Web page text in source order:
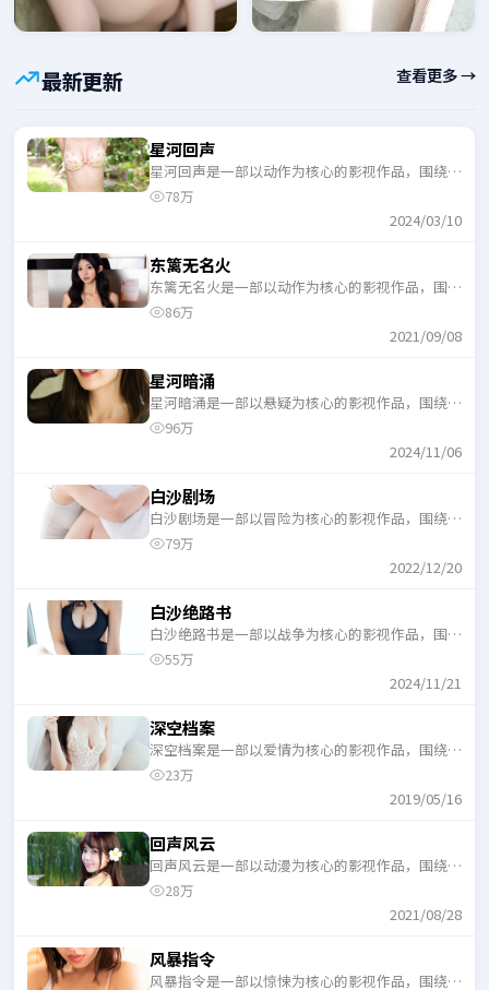
最新更新 查看更多 →
星河回声
星河回声是一部以动作为核心的影视作品，围绕危
机、反转与人物成长展开，整体节奏紧凑，适合一
78万
2024/03/10
东篱无名火
东篱无名火是一部以动作为核心的影视作品，围绕
危机、反转与人物成长展开，整体节奏紧凑，适合
86万
2021/09/08
星河暗涌
星河暗涌是一部以悬疑为核心的影视作品，围绕危
机、反转与人物成长展开，整体节奏紧凑，适合一
96万
2024/11/06
白沙剧场
白沙剧场是一部以冒险为核心的影视作品，围绕危
机、反转与人物成长展开，整体节奏紧凑，适合一
79万
2022/12/20
白沙绝路书
白沙绝路书是一部以战争为核心的影视作品，围绕
危机、反转与人物成长展开，整体节奏紧凑，适合
55万
2024/11/21
深空档案
深空档案是一部以爱情为核心的影视作品，围绕危
机、反转与人物成长展开，整体节奏紧凑，适合一
23万
2019/05/16
回声风云
回声风云是一部以动漫为核心的影视作品，围绕危
机、反转与人物成长展开，整体节奏紧凑，适合一
28万
2021/08/28
风暴指令
风暴指令是一部以惊悚为核心的影视作品，围绕危